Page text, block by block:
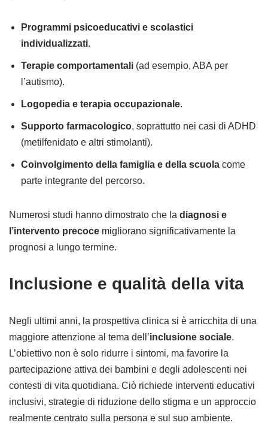
Programmi psicoeducativi e scolastici
individualizzati.
Terapie comportamentali (ad esempio, ABA per
l’autismo).
Logopedia e terapia occupazionale.
Supporto farmacologico, soprattutto nei casi di ADHD
(metilfenidato e altri stimolanti).
Coinvolgimento della famiglia e della scuola come
parte integrante del percorso.
Numerosi studi hanno dimostrato che la diagnosi e
l’intervento precoce migliorano significativamente la
prognosi a lungo termine.
Inclusione e qualità della vita
Negli ultimi anni, la prospettiva clinica si è arricchita di una
maggiore attenzione al tema dell’inclusione sociale.
L’obiettivo non è solo ridurre i sintomi, ma favorire la
partecipazione attiva dei bambini e degli adolescenti nei
contesti di vita quotidiana. Ciò richiede interventi educativi
inclusivi, strategie di riduzione dello stigma e un approccio
realmente centrato sulla persona e sul suo ambiente.